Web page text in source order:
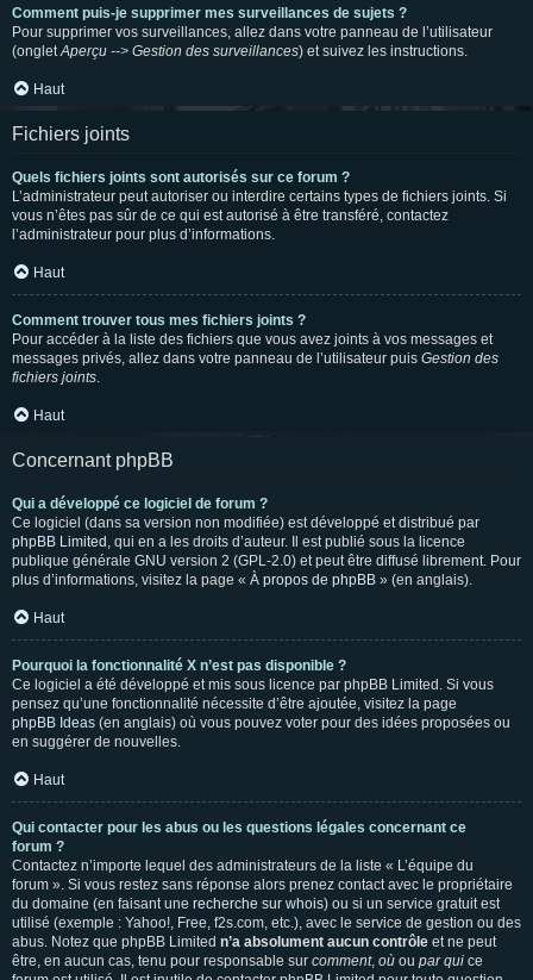
Comment puis-je supprimer mes surveillances de sujets ?
Pour supprimer vos surveillances, allez dans votre panneau de l’utilisateur
(ongletAperçu --> Gestion des surveillances) et suivez les instructions.
Haut
Fichiers joints
Quels fichiers joints sont autorisés sur ce forum ?
L’administrateur peut autoriser ou interdire certains types de fichiers joints. Si
vous n’êtes pas sûr de ce qui est autorisé à être transféré, contactez
l’administrateur pour plus d’informations.
Haut
Comment trouver tous mes fichiers joints ?
Pour accéder à la liste des fichiers que vous avez joints à vos messages et
messages privés, allez dans votre panneau de l’utilisateur puis Gestion des
fichiers joints.
Haut
Concernant phpBB
Qui a développé ce logiciel de forum ?
Ce logiciel (dans sa version non modifiée) est développé et distribué par
phpBB Limited , qui en a les droits d’auteur. Il est publié sous la licence
publique générale GNU version 2 (GPL-2.0) et peut être diffusé librement. Pour
plus d’informations, visitez la page « À propos de phpBB » (en anglais).
Haut
Pourquoi la fonctionnalité X n’est pas disponible ?
Ce logiciel a été développé et mis sous licence par phpBB Limited. Si vous
pensez qu’une fonctionnalité nécessite d’être ajoutée, visitez la page
phpBB Ideas (en anglais) où vous pouvez voter pour des idées proposées ou
en suggérer de nouvelles.
Haut
Qui contacter pour les abus ou les questions légales concernant ce
forum ?
Contactez n’importe lequel des administrateurs de la liste « L’équipe du
forum ». Si vous restez sans réponse alors prenez contact avec le propriétaire
du domaine (en faisant une recherche sur whois) ou si un service gratuit est
utilisé (exemple : Yahoo!, Free, f2s.com, etc.), avec le service de gestion ou des
abus. Notez que phpBB Limited n’a absolument aucun contrôle et ne peut
être, en aucun cas, tenu pour responsable sur comment, où ou par qui ce